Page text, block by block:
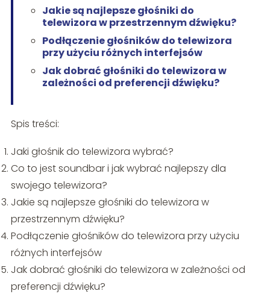
Jakie są najlepsze głośniki do
telewizora w przestrzennym dźwięku?
Podłączenie głośników do telewizora
przy użyciu różnych interfejsów
Jak dobrać głośniki do telewizora w
zależności od preferencji dźwięku?
Spis treści:
Jaki głośnik do telewizora wybrać?
Co to jest soundbar i jak wybrać najlepszy dla
swojego telewizora?
Jakie są najlepsze głośniki do telewizora w
przestrzennym dźwięku?
Podłączenie głośników do telewizora przy użyciu
różnych interfejsów
Jak dobrać głośniki do telewizora w zależności od
preferencji dźwięku?